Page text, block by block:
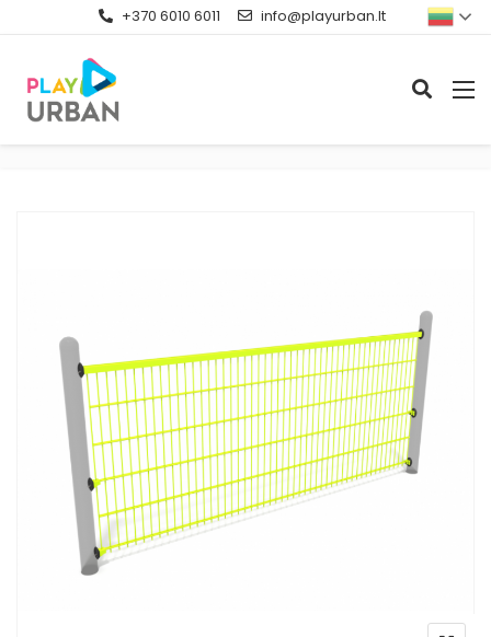
+370 6010 6011 info@playurban.lt